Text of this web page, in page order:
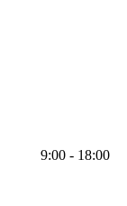
9:00 - 18:00